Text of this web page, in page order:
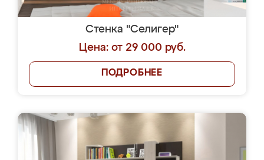
Стенка "Селигер"
Цена: от 29 000 руб.
ПОДРОБНЕЕ